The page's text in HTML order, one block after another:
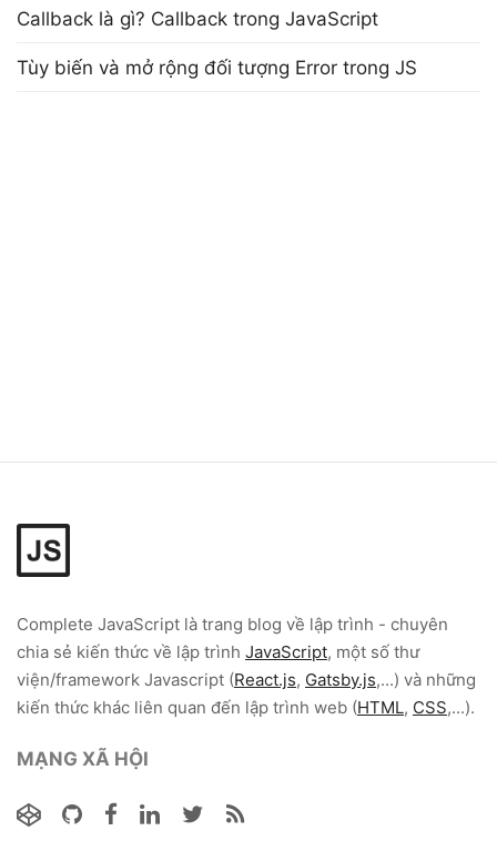
Callback là gì? Callback trong JavaScript
Tùy biến và mở rộng đối tượng Error trong JS
Complete JavaScript là trang blog về lập trình - chuyên
chia sẻ kiến thức về lập trình JavaScript, một số thư
viện/framework Javascript (React.js, Gatsby.js,...) và những
kiến thức khác liên quan đến lập trình web (HTML, CSS,...).
MẠNG XÃ HỘI